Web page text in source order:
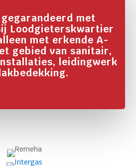
met
Loodgieterskwartier
met erkende A-
gebied van sanitair,
leidingwerk